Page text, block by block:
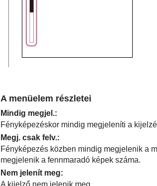
A menüelem részletei
Mindig megjel.:
Fényképezéskor mindig megjeleníti a
Megj. csak felv.:
Fényképezés közben mindig megjelenik a
megjelenik a fennmaradó képek száma.
Nem jelenít meg:
A kijelző nem jelenik meg.